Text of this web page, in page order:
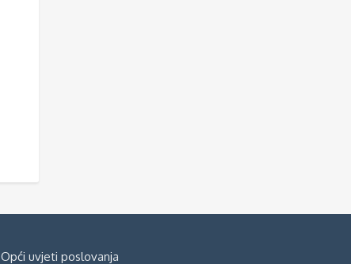
Opći uvjeti poslovanja